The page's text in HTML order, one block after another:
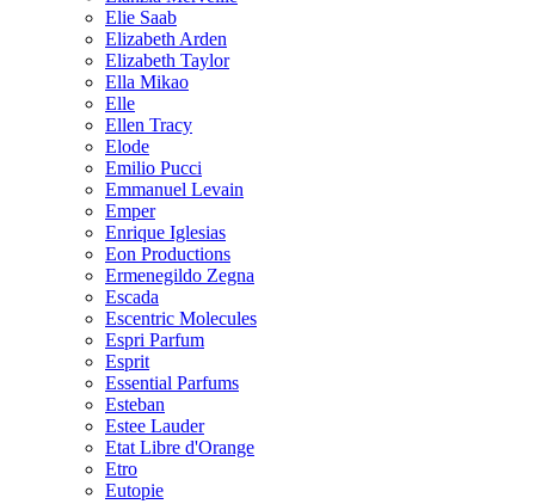
Elie Saab
Elizabeth Arden
Elizabeth Taylor
Ella Mikao
Elle
Ellen Tracy
Elode
Emilio Pucci
Emmanuel Levain
Emper
Enrique Iglesias
Eon Productions
Ermenegildo Zegna
Escada
Escentric Molecules
Espri Parfum
Esprit
Essential Parfums
Esteban
Estee Lauder
Etat Libre d'Orange
Etro
Eutopie